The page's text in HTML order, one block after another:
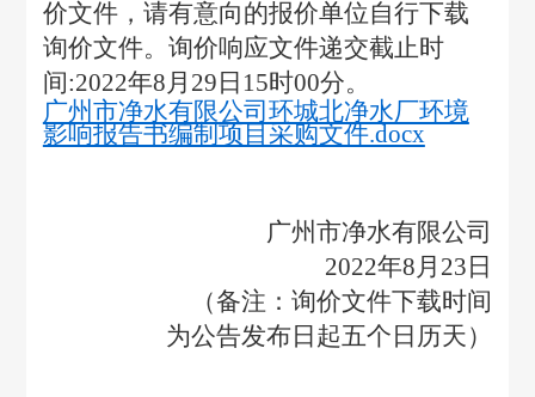
价文件，请有意向的报价单位自行下载
询价文件。询价响应文件递交截止时
间:2022年8月29日15时00分。
广州市净水有限公司环城北净水厂环境
影响报告书编制项目采购文件.docx
广州市净水有限公司
2022年8月23日
（备注：询价文件下载时间
为公告发布日起五个日历天）